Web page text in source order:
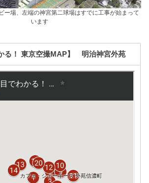
ー場、左端の神宮第二球場はすでに工事が始まって
います
る！ 東京空撮MAP】 明治神宮外苑